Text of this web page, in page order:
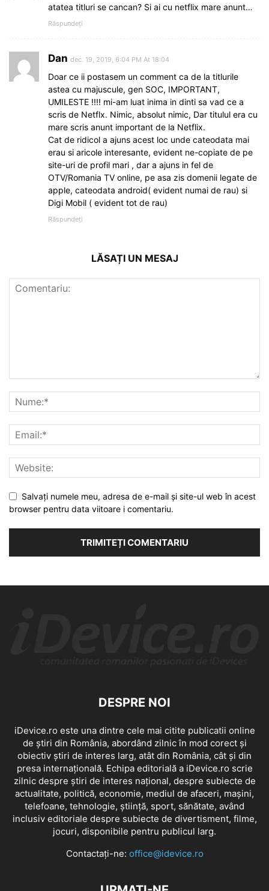
atatea titluri se cancan? Si ai cu netflix mare anunt…
Răspundeți
Dan dec. 19, 2019, 6:04 PM At 18:04
Doar ce ii postasem un comment ca de la titlurile
astea cu majuscule, gen SOC, IMPORTANT,
UMILESTE !!!! mi-am luat inima in dinti sa vad ce a
scris de Netflx. Nimic, absolut nimic, Dar titulul era cu
mare scris anunt important de la Netflix.
Cat de ridicol a ajuns acest loc unde cateodata mai
erau si aricole interesante, evident ne-copiate de pe
site-uri de profil mari , dar a ajuns in fel de
OTV/Romania TV online, pe asa zis domenii legate de
apple, cateodata android( evident numai de rau) si
Digi Mobil ( evident tot de rau)
Răspundeți
LĂSAȚI UN MESAJ
Salvați numele meu, adresa de e-mail și site-ul web în acest
browser pentru data viitoare i comentariu.
DESPRE NOI
iDevice.ro este una dintre cele mai citite publicatii online
de știri din România, abordând zilnic în mod corect și
obiectiv știri de interes larg, atât din România, cât și din
presa internațională. Echipa editorială a iDevice.ro scrie
zilnic despre știri de interes național, despre subiecte de
actualitate, politică, economie, mediul de afaceri, mașini,
telefoane, tehnologie, știință, sport, sănătate, având
inclusiv editoriale despre subiecte de divertisment, filme,
jocuri, disponibile pentru publicul larg.
Contactați-ne: office@idevice.ro